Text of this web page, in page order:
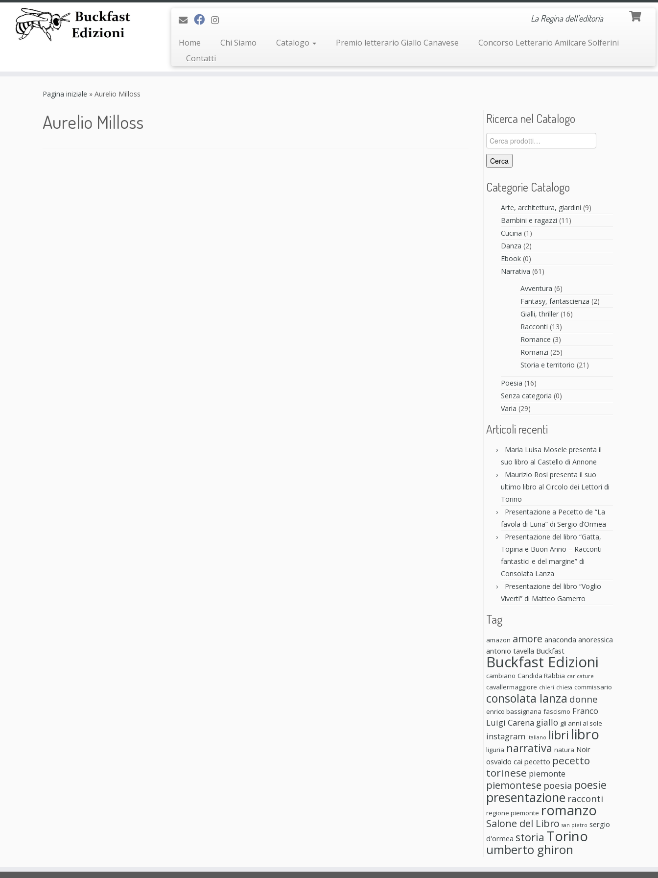
La Regina dell'editoria
Home Chi Siamo Catalogo Premio letterario Giallo Canavese
Concorso Letterario Amilcare Solferini
Contatti
Pagina iniziale » Aurelio Milloss
Aurelio Milloss Ricerca nel Catalogo
Cerca:
Cerca
Categorie Catalogo
Arte, architettura, giardini (9)
Bambini e ragazzi (11)
Cucina (1)
Danza (2)
Ebook (0)
Narrativa (61)
Avventura (6)
Fantasy, fantascienza (2)
Gialli, thriller (16)
Racconti (13)
Romance (3)
Romanzi (25)
Storia e territorio (21)
Poesia (16)
Senza categoria (0)
Varia (29)
Articoli recenti
Maria Luisa Mosele presenta il
suo libro al Castello di Annone
Maurizio Rosi presenta il suo
ultimo libro al Circolo dei Lettori di
Torino
Presentazione a Pecetto de “La
favola di Luna” di Sergio d’Ormea
Presentazione del libro “Gatta,
Topina e Buon Anno – Racconti
fantastici e del margine” di
Consolata Lanza
Presentazione del libro “Voglio
Viverti” di Matteo Gamerro
Tag
amazon amore anaconda anoressica
antonio tavella Buckfast
Buckfast Edizioni
cambiano Candida Rabbia caricature
cavallermaggiore chieri chiesa commissario
consolata lanza donne
enrico bassignana fascismo Franco
Luigi Carena giallo gli anni al sole
instagram italiano libri libro
liguria narrativa natura Noir
osvaldo cai pecetto pecetto
torinese piemonte
piemontese poesia poesie
presentazione racconti
regione piemonte romanzo
Salone del Libro san pietro sergio
d'ormea storia Torino
umberto ghiron